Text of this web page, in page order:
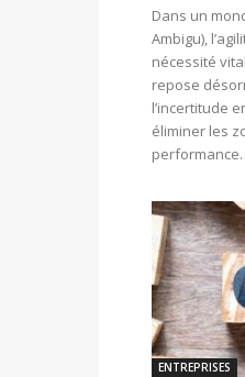
Dans un
Ambigu),
nécessité
repose
l’incertitude
éliminer les
ENTREPRISES